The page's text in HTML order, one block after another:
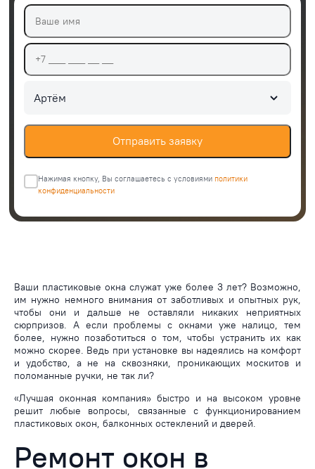
Артём
Отправить заявку
Нажимая кнопку, Вы соглашаетесь c условиями политики
конфиденциальности
Ваши пластиковые окна служат уже более 3 лет? Возможно,
им нужно немного внимания от заботливых и опытных рук,
чтобы они и дальше не оставляли никаких неприятных
сюрпризов. А если проблемы с окнами уже налицо, тем
более, нужно позаботиться о том, чтобы устранить их как
можно скорее. Ведь при установке вы надеялись на комфорт
и удобство, а не на сквозняки, проникающих москитов и
поломанные ручки, не так ли?
«Лучшая оконная компания» быстро и на высоком уровне
решит любые вопросы, связанные с функционированием
пластиковых окон, балконных остеклений и дверей.
Ремонт окон в